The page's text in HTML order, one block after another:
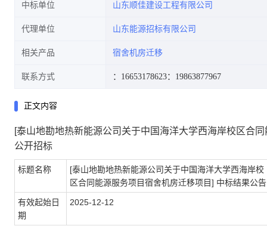
中标单位 山东顺佳建设工程有限公司
代理单位 山东能源招标有限公司
相关产品 宿舍机房迁移
联系方式 ：16653178623：19863877967
正文内容
[泰山地勘地热新能源公司关于中国海洋大学西海岸校区合
公开招标
标题名称
[泰山地勘地热新能源公司关于中国海洋大学西海岸校
区合同能源服务项目宿舍机房迁移项目] 中标结果公告
有效起始日
期
2025-12-12